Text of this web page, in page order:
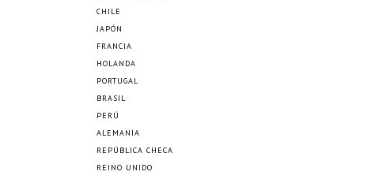
CHILE
JAPÓN
FRANCIA
HOLANDA
PORTUGAL
BRASIL
PERÚ
ALEMANIA
REPÚBLICA CHECA
REINO UNIDO